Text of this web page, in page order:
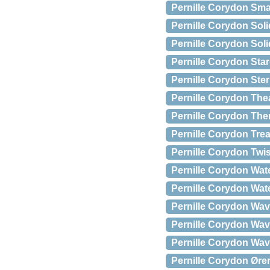
Pernille Corydon
Pernille Corydon
Pernille Corydon
Pernille Corydon
Pernille Corydon
Pernille Corydon
Pernille Corydon
Pernille Corydon
Pernille Corydon
Pernille Corydon
Pernille Corydon
Pernille Corydon
Pernille Corydon
Pernille Corydon
Pernille Corydon